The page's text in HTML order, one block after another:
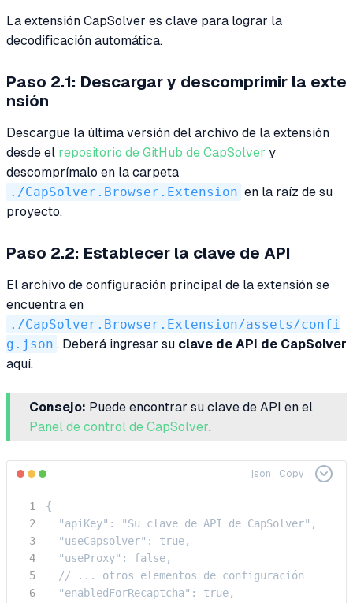
La extensión CapSolver es clave para lograr la
decodificación automática.
Paso 2.1: Descargar y descomprimir la exte
nsión
Descargue la última versión del archivo de la extensión
desde el repositorio de GitHub de CapSolver y
descomprímalo en la carpeta
./CapSolver.Browser.Extension en la raíz de su
proyecto.
Paso 2.2: Establecer la clave de API
El archivo de configuración principal de la extensión se
encuentra en
./CapSolver.Browser.Extension/assets/confi
g.json . Deberá ingresar su clave de API de CapSolver
aquí.
Consejo: Puede encontrar su clave de API en el
Panel de control de CapSolver.
json Copy
{
  "apiKey": "Su clave de API de CapSolver",
  "useCapsolver": true,
  "useProxy": false,
  // ... otros elementos de configuración
  "enabledForRecaptcha": true,